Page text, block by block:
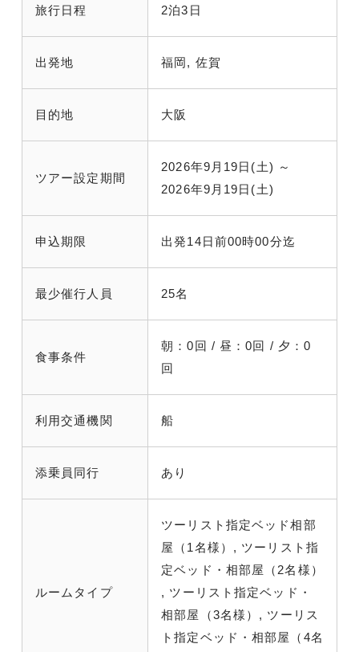
旅行日程 2泊3日
出発地 福岡, 佐賀
目的地 大阪
ツアー設定期間
2026年9月19日(土) ～
2026年9月19日(土)
申込期限 出発14日前00時00分迄
最少催行人員 25名
食事条件
朝：0回 / 昼：0回 / 夕：0
回
利用交通機関 船
添乗員同行 あり
ルームタイプ
ツーリスト指定ベッド相部
屋（1名様）, ツーリスト指
定ベッド・相部屋（2名様）
, ツーリスト指定ベッド・
相部屋（3名様）, ツーリス
ト指定ベッド・相部屋（4名